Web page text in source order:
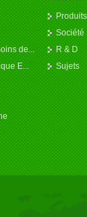
de...
E...
Produits
Société
R & D
Sujets